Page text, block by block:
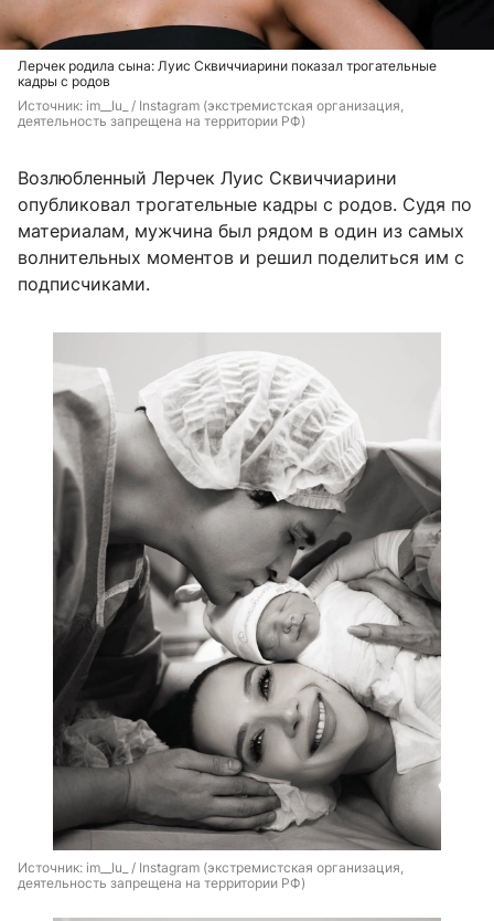
Лерчек родила сына: Луис Сквиччиарини показал трогательные
кадры с родов
Источник: im__lu_ / Instagram (экстремистская организация,
деятельность запрещена на территории РФ)
Возлюбленный Лерчек Луис Сквиччиарини
опубликовал трогательные кадры с родов. Судя по
материалам, мужчина был рядом в один из самых
волнительных моментов и решил поделиться им с
подписчиками.
Источник: im__lu_ / Instagram (экстремистская организация,
деятельность запрещена на территории РФ)